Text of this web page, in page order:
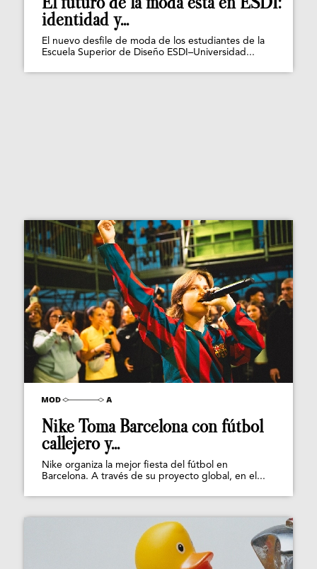
identidad y...
El nuevo desfile de moda de los estudiantes de la
Escuela Superior de Diseño ESDI–Universidad...
Nike Toma Barcelona con fútbol
callejero y...
Nike organiza la mejor fiesta del fútbol en
Barcelona. A través de su proyecto global, en el...